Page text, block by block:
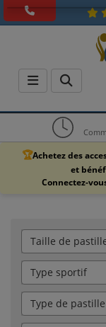
🏆Achetez des
et
Connectez-
Taille de
Type sportif
Type de pastille